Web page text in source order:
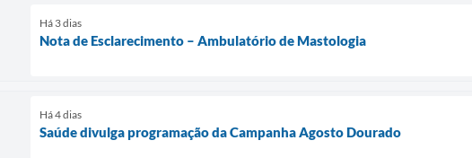
Há 3 dias
Nota de Esclarecimento – Ambulatório de Mastologia
Há 4 dias
Saúde divulga programação da Campanha Agosto Dourado